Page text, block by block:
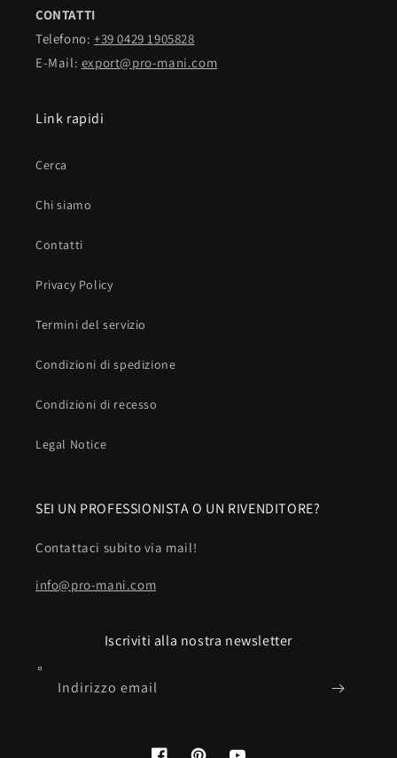
CONTATTI
Telefono: +39 0429 1905828
E-Mail: export@pro-mani.com
Link rapidi
Cerca
Chi siamo
Contatti
Privacy Policy
Termini del servizio
Condizioni di spedizione
Condizioni di recesso
Legal Notice
SEI UN PROFESSIONISTA O UN RIVENDITORE?
Contattaci subito via mail!
info@pro-mani.com
Iscriviti alla nostra newsletter
Indirizzo email